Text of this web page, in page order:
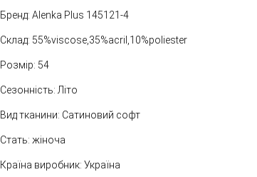
Бренд: Alenka Plus 145121-4
Склад: 55%viscose,35%aсril,10%poliester
Розмір: 54
Сезонність: Літо
Вид тканини: Сатиновий софт
Стать: жіноча
Країна виробник: Україна